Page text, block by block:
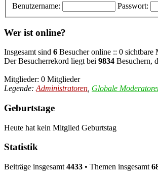
Benutzername: Passwort:
Wer ist online?
Insgesamt sind 6 Besucher online :: 0 sichtbare
Der Besucherrekord liegt bei 9834 Besuchern,
Mitglieder: 0 Mitglieder
Legende: Administratoren Globale
Geburtstage
Heute hat kein Mitglied Geburtstag
Statistik
Beiträge insgesamt 4433 • Themen insgesamt